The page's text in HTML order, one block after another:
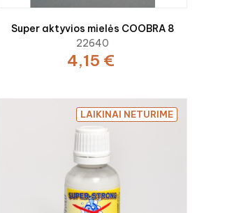
Super aktyvios mielės COOBRA 8
22640
4,15 €
LAIKINAI NETURIME